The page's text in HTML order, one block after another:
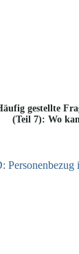
gestellte
(Teil 7): Wo